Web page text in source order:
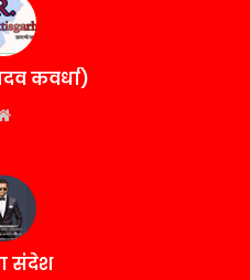
कवर्धा)
संदेश